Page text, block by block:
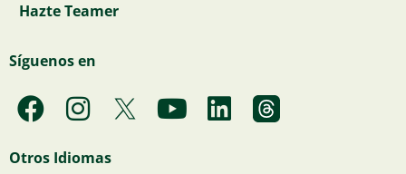
Hazte Teamer
Síguenos en
F
a
c
I
n
s
Y
o
L
i
Otros Idiomas